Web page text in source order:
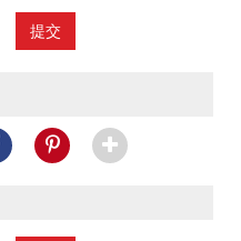
提交